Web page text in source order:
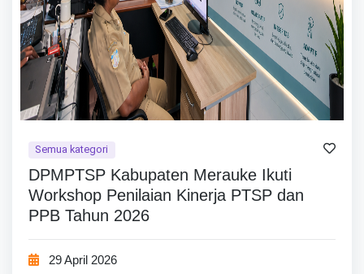
Semua kategori
DPMPTSP Kabupaten Merauke Ikuti
Workshop Penilaian Kinerja PTSP dan
PPB Tahun 2026
29 April 2026